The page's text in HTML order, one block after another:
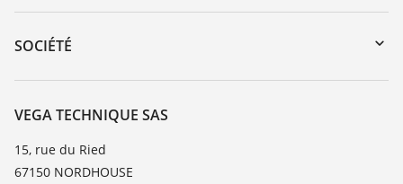
DTM Collection/PACTware
Retour d'appareil
Formations
Liste de compatibilité chimique
TeamViewer
SOCIÉTÉ
Carrière
À propos de VEGA
Contact
News
VEGA TECHNIQUE SAS
15, rue du Ried
67150 NORDHOUSE